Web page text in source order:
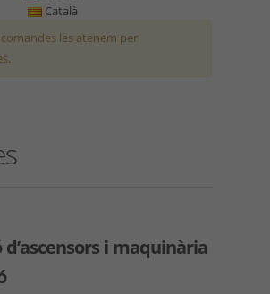
Català
comandes les atenem per
d’ascensors i maquinària